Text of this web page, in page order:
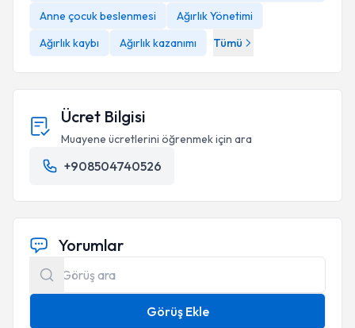
Anne çocuk beslenmesi
Ağırlık Yönetimi
Ağırlık kaybı
Ağırlık kazanımı Tümü
Ücret Bilgisi
Muayene ücretlerini öğrenmek için ara
+908504740526
Yorumlar
Görüş Ekle